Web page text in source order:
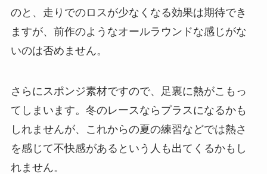
のと、走りでのロスが少なくなる効果は期待でき
ますが、前作のようなオールラウンドな感じがな
いのは否めません。
さらにスポンジ素材ですので、足裏に熱がこもっ
てしまいます。冬のレースならプラスになるかも
しれませんが、これからの夏の練習などでは熱さ
を感じて不快感があるという人も出てくるかもし
れません。